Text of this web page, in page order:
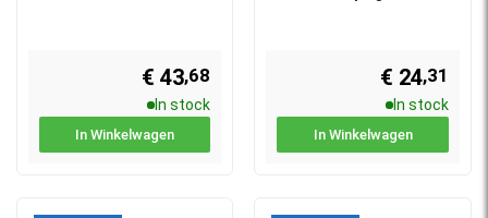
€ 43,68
In stock
In Winkelwagen
€ 24,31
In stock
In Winkelwagen